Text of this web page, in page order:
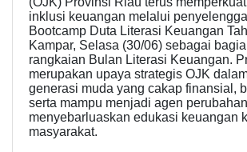
inklusi keuangan melalui
Bootcamp Duta Literasi Keuangan
Kampar, Selasa (30/06) sebagai
rangkaian Bulan Literasi Keuangan.
merupakan upaya strategis OJK
generasi muda yang cakap finansial,
serta mampu menjadi agen
menyebarluaskan edukasi keuangan
masyarakat.